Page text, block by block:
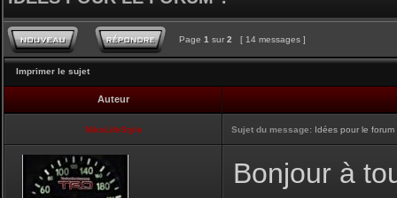
Page 1 sur 2 [ 14 messages ]
Imprimer le sujet
Auteur
NikoLifeStyle Sujet du message: Idées pour le forum
Bonjour à